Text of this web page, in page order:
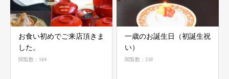
お食い初めでご来店頂きま
した。
閲覧数：184
一歳のお誕生日（初誕生祝
い）
閲覧数：238